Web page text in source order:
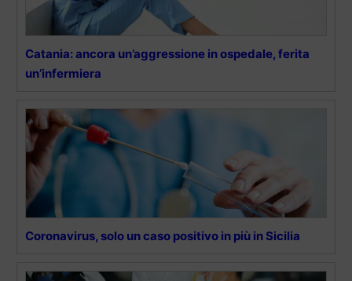
Catania: ancora un’aggressione in ospedale, ferita
un’infermiera
Coronavirus, solo un caso positivo in più in Sicilia